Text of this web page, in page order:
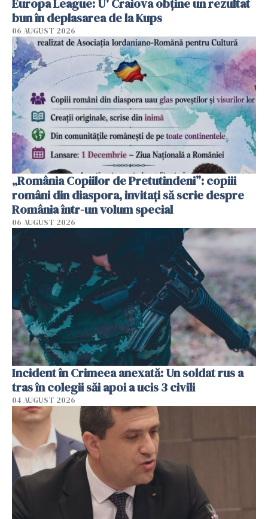
bun în deplasarea de la Kups
06 AUGUST 2026
„România Copiilor de Pretutindeni”: copiii
români din diaspora, invitați să scrie despre
România într-un volum special
06 AUGUST 2026
Incident în Crimeea anexată: Un soldat rus a
tras în colegii săi apoi a ucis 3 civili
04 AUGUST 2026